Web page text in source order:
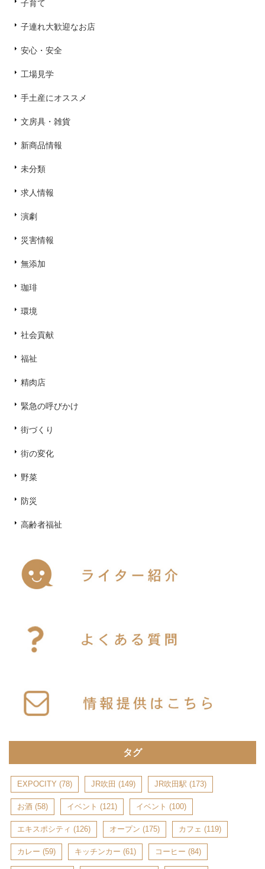
子育て
子連れ大歓迎なお店
安心・安全
工場見学
手土産にオススメ
文房具・雑貨
新商品情報
未分類
求人情報
演劇
災害情報
無添加
珈琲
環境
社会貢献
福祉
精肉店
緊急の呼びかけ
街づくり
街の変化
野菜
防災
高齢者福祉
タグ
EXPOCITY (78) JR吹田 (149) JR吹田駅 (173)
お酒 (58) イベント (121) イベント (100)
エキスポシティ (126) オープン (175) カフェ (119)
カレー (59) キッチンカー (61) コーヒー (84)